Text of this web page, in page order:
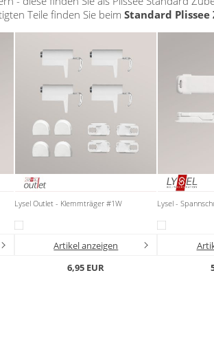
Teile finden Sie beim Standard Plissee
Lysel Outlet - Klemmträger #1W
Artikel anzeigen
6,95 EUR
Lysel -